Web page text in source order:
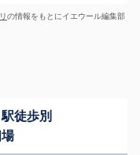
の情報をもとにイエウール編集部
徒歩別